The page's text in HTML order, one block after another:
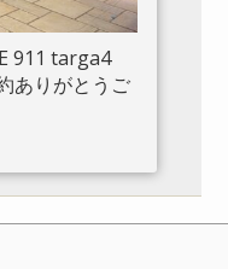
911 targa4
ありがとうご